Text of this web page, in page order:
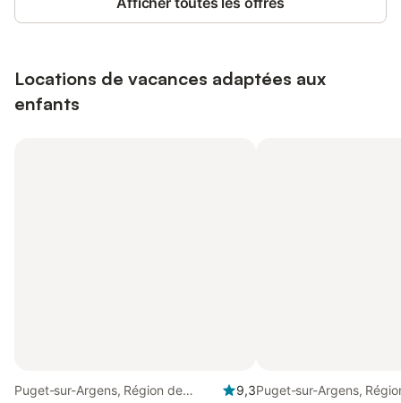
Locations de vacances adaptées aux
enfants
Puget-sur-Argens, Région de
9,3Puget-sur-Argens,